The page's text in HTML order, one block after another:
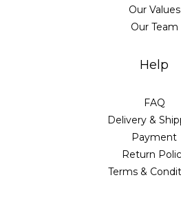
Our Values
Our Team
Help
FAQ
Delivery &
Payment
Return
Terms &